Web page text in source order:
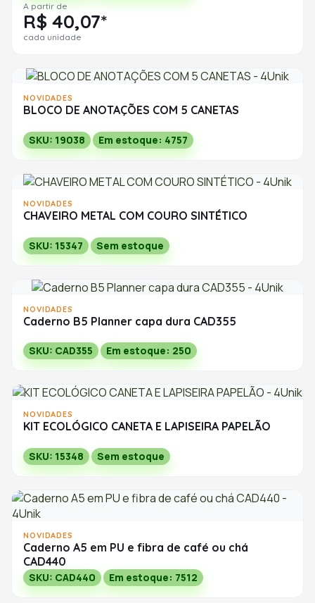
A partir de
R$ 40,07*
cada unidade
NOVIDADES
BLOCO DE ANOTAÇÕES COM 5 CANETAS
SKU: 19038 Em estoque: 4757
NOVIDADES
CHAVEIRO METAL COM COURO SINTÉTICO
SKU: 15347 Sem estoque
NOVIDADES
Caderno B5 Planner capa dura CAD355
SKU: CAD355 Em estoque: 250
NOVIDADES
KIT ECOLÓGICO CANETA E LAPISEIRA PAPELÃO
SKU: 15348 Sem estoque
NOVIDADES
Caderno A5 em PU e fibra de café ou chá
CAD440
SKU: CAD440 Em estoque: 7512